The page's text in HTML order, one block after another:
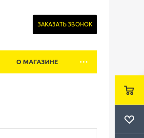
ЗАКАЗАТЬ ЗВОНОК
О МАГАЗИНЕ